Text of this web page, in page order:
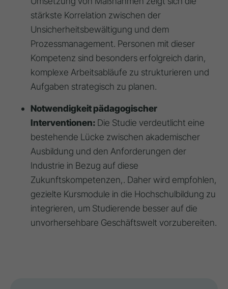
stärkste Korrelation zwischen der
Unsicherheitsbewältigung und dem
Prozessmanagement. Personen mit dieser
Kompetenz sind besonders erfolgreich darin,
komplexe Arbeitsabläufe zu strukturieren und
Aufgaben strategisch zu planen.
Notwendigkeit pädagogischer
Interventionen: Die Studie verdeutlicht eine
bestehende Lücke zwischen akademischer
Ausbildung und den Anforderungen der
Industrie in Bezug auf diese
Zukunftskompetenzen,. Daher wird empfohlen,
gezielte Kursmodule in die Hochschulbildung zu
integrieren, um Studierende besser auf die
unvorhersehbare Geschäftswelt vorzubereiten.